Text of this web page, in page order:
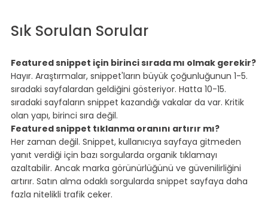
Sık Sorulan Sorular
Featured snippet için birinci sırada mı olmak gerekir?
Hayır. Araştırmalar, snippet'ların büyük çoğunluğunun 1-5.
sıradaki sayfalardan geldiğini gösteriyor. Hatta 10-15.
sıradaki sayfaların snippet kazandığı vakalar da var. Kritik
olan yapı, birinci sıra değil.
Featured snippet tıklanma oranını artırır mı?
Her zaman değil. Snippet, kullanıcıya sayfaya gitmeden
yanıt verdiği için bazı sorgularda organik tıklamayı
azaltabilir. Ancak marka görünürlüğünü ve güvenilirliğini
artırır. Satın alma odaklı sorgularda snippet sayfaya daha
fazla nitelikli trafik çeker.